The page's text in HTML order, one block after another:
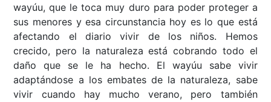
wayúu, que le toca muy duro para poder proteger a
sus menores y esa circunstancia hoy es lo que está
afectando el diario vivir de los niños. Hemos
crecido, pero la naturaleza está cobrando todo el
daño que se le ha hecho. El wayúu sabe vivir
adaptándose a los embates de la naturaleza, sabe
vivir cuando hay mucho verano, pero también